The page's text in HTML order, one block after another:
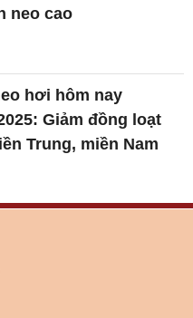
neo cao
hơi hôm nay
Giảm đồng loạt
Trung, miền Nam